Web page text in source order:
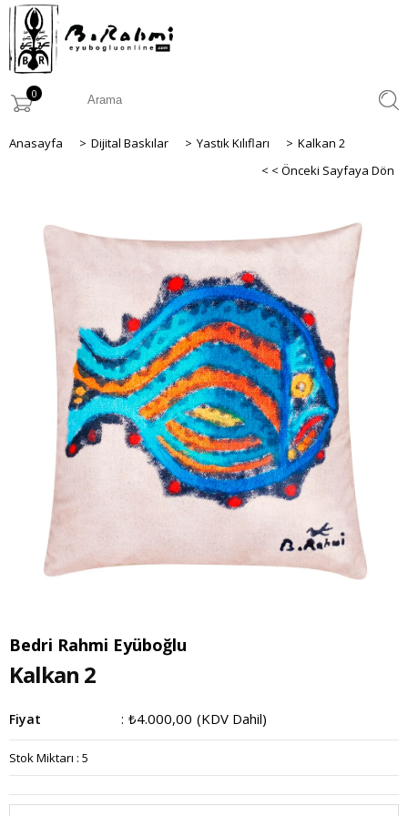
0
Anasayfa > Dijital Baskılar > Yastık Kılıfları > Kalkan 2
< < Önceki Sayfaya Dön
Bedri Rahmi Eyüboğlu
Kalkan 2
Fiyat : ₺4.000,00 (KDV Dahil)
Stok Miktarı : 5